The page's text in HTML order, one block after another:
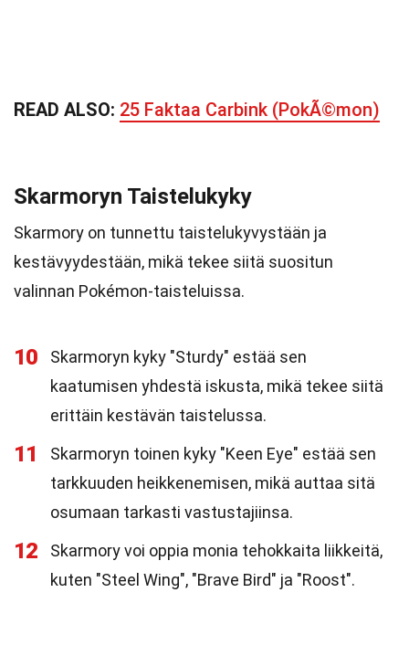
READ ALSO: 25 Faktaa Carbink (PokÃ©mon)
Skarmoryn Taistelukyky
Skarmory on tunnettu taistelukyvystään ja
kestävyydestään, mikä tekee siitä suositun
valinnan Pokémon-taisteluissa.
10
Skarmoryn kyky "Sturdy" estää sen
kaatumisen yhdestä iskusta, mikä tekee siitä
erittäin kestävän taistelussa.
11
Skarmoryn toinen kyky "Keen Eye" estää sen
tarkkuuden heikkenemisen, mikä auttaa sitä
osumaan tarkasti vastustajiinsa.
12
Skarmory voi oppia monia tehokkaita liikkeitä,
kuten "Steel Wing", "Brave Bird" ja "Roost".